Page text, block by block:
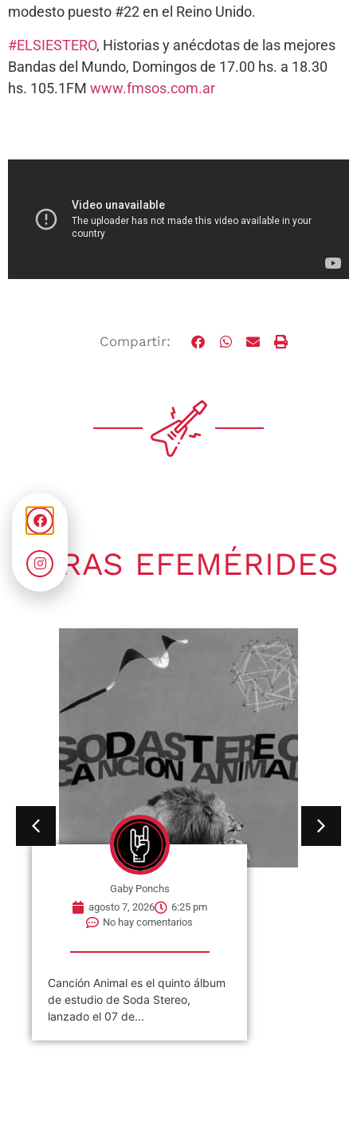
modesto puesto #22 en el Reino Unido.
#ELSIESTERO, Historias y anécdotas de las mejores
Bandas del Mundo, Domingos de 17.00 hs. a 18.30
hs. 105.1FM www.fmsos.com.ar
Compartir:
OTRAS EFEMÉRIDES
Gaby Ponchs
agosto 7, 2026
07 de agosto de 1964. Se publica
en Estados Unidos, el single «I